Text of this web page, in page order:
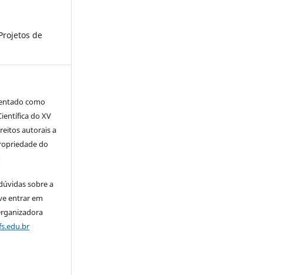
de
como
do XV
autorais a
do
sobre a
entrar em